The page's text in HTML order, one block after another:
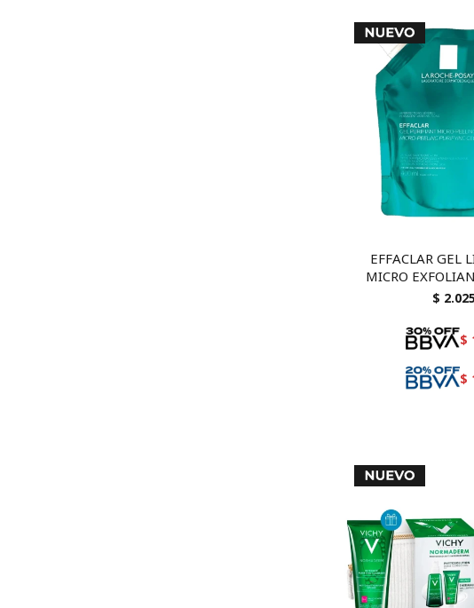
EFFACLAR GEL
MICRO
$ 2.025
$
$